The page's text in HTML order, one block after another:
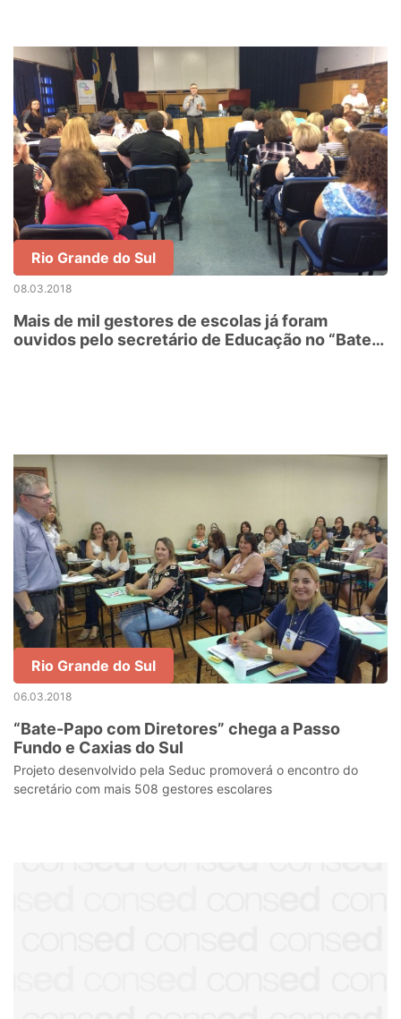
Rio Grande do Sul
08.03.2018
Mais de mil gestores de escolas já foram
ouvidos pelo secretário de Educação no “Bate-
Rio Grande do Sul
06.03.2018
“Bate-Papo com Diretores” chega a Passo
Fundo e Caxias do Sul
Projeto desenvolvido pela Seduc promoverá o encontro do
secretário com mais 508 gestores escolares